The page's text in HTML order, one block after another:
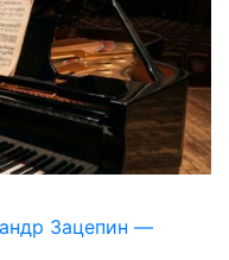
Зацепин —